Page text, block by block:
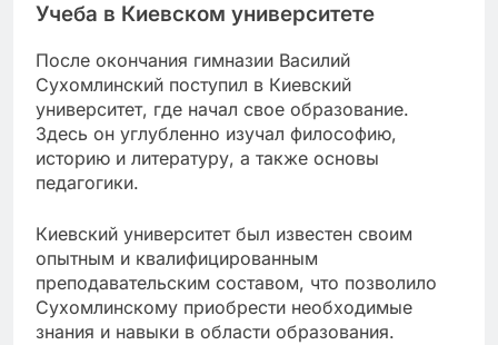
Учеба в Киевском университете
После окончания гимназии Василий
Сухомлинский поступил в Киевский
университет, где начал свое образование.
Здесь он углубленно изучал философию,
историю и литературу, а также основы
педагогики.
Киевский университет был известен своим
опытным и квалифицированным
преподавательским составом, что позволило
Сухомлинскому приобрести необходимые
знания и навыки в области образования.